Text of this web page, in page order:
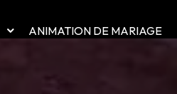
ANIMATION DE MARIAGE